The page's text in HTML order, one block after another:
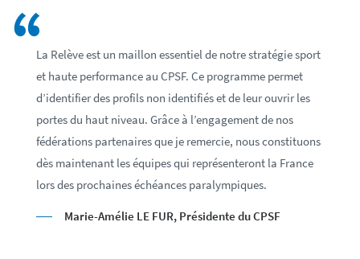
La Relève est un maillon essentiel de notre stratégie sport
et haute performance au CPSF. Ce programme permet
d’identifier des profils non identifiés et de leur ouvrir les
portes du haut niveau. Grâce à l’engagement de nos
fédérations partenaires que je remercie, nous constituons
dès maintenant les équipes qui représenteront la France
lors des prochaines échéances paralympiques.
Marie-Amélie LE FUR, Présidente du CPSF